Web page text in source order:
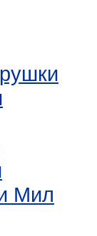
Мил